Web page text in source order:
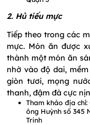
2. Hủ tiếu mực
Tiếp theo trong các
mực. Món ăn được
thành một món ăn
nhờ vào độ dai,
giòn tươi, mọng
thanh, đậm đà cực
Tham khảo địa chỉ:
ông Huỳnh số 345
Trinh